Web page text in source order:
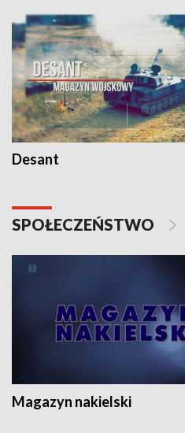
Desant
SPOŁECZEŃSTWO
Magazyn nakielski